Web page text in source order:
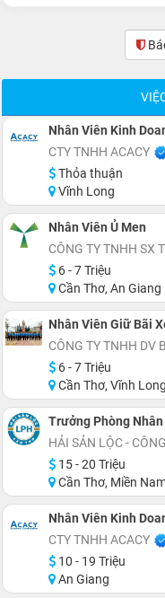
Nhân Viên Kinh
CTY TNHH ACACY
Thỏa thuận
Vĩnh Long
Nhân Viên Ủ Men
CÔNG TY TNHH SX
6 - 7 Triệu
Cần Thơ, An Giang
CÔNG TY TNHH DV
6 - 7 Triệu
Cần Thơ, Vĩnh Long, An
Trưởng Phòng
HẢI SẢN LỘC -
15 - 20 Triệu
Cần Thơ, Miền
Nhân Viên Kinh
CTY TNHH ACACY
10 - 19 Triệu
An Giang